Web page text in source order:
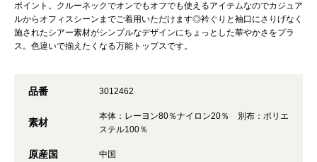
ポイント。クルーネックでオンでもオフでも使えるアイテムなのでカジュア
ルからオフィスシーンまでご着用いただけます◎衿ぐりと袖口にさりげなく
施されたシアー素材がシンプルなデザインにちょっとした華やかさをプラ
ス。色違いで揃えたくなる万能トップスです。
品番 3012462
素材
本体：レーヨン80％ナイロン20％ 別布：ポリエ
ステル100％
原産国 中国